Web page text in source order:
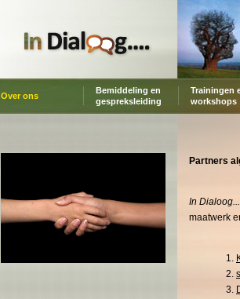
Over ons
Bemiddeling en
gespreksleiding
Trainingen
workshops
Partners
In
maatwerk